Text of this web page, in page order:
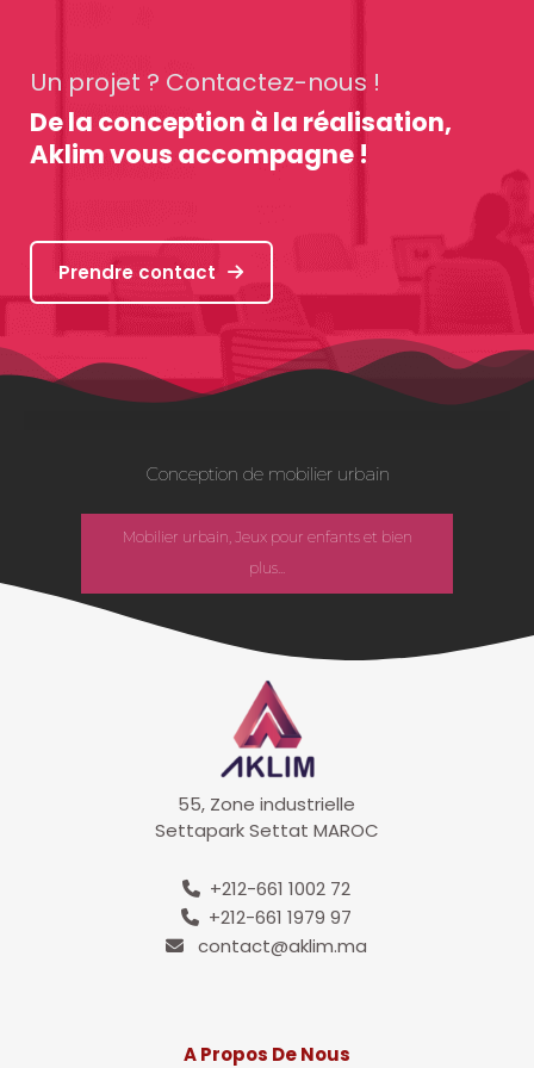
Un projet ? Contactez-nous !
De la conception à la réalisation,
Aklim vous accompagne !
Prendre contact
Conception de mobilier urbain
Mobilier urbain, Jeux pour enfants et bien
plus...
55, Zone industrielle
Settapark Settat MAROC
+212-661 1002 72
+212-661 1979 97
contact@aklim.ma
A Propos De Nous